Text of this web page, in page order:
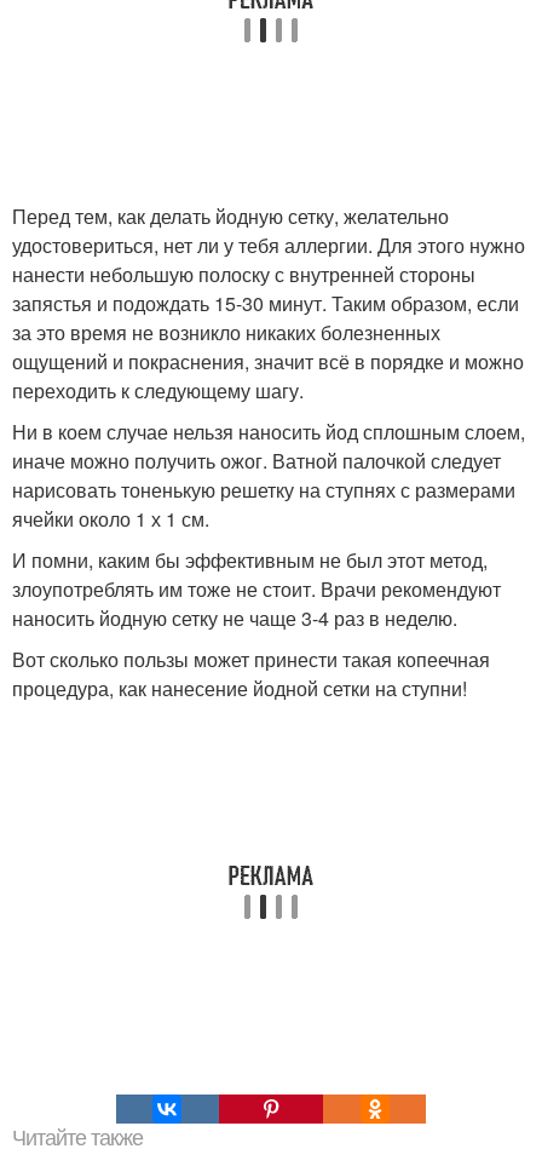
Перед тем, как делать йодную сетку, желательно
удостовериться, нет ли у тебя аллергии. Для этого нужно
нанести небольшую полоску с внутренней стороны
запястья и подождать 15-30 минут. Таким образом, если
за это время не возникло никаких болезненных
ощущений и покраснения, значит всё в порядке и можно
переходить к следующему шагу.
Ни в коем случае нельзя наносить йод сплошным слоем,
иначе можно получить ожог. Ватной палочкой следует
нарисовать тоненькую решетку на ступнях с размерами
ячейки около 1 х 1 см.
И помни, каким бы эффективным не был этот метод,
злоупотреблять им тоже не стоит. Врачи рекомендуют
наносить йодную сетку не чаще 3-4 раз в неделю.
Вот сколько пользы может принести такая копеечная
процедура, как нанесение йодной сетки на ступни!
Читайте также